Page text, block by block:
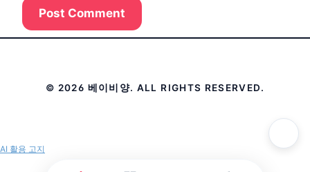
© 2026 베이비양. ALL RIGHTS RESERVED.
AI 활용 고지